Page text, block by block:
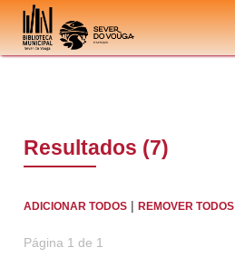
Ir para o conteúdo
Resultados (7)
ADICIONAR TODOS |REMOVER TODOS
Página 1 de 1